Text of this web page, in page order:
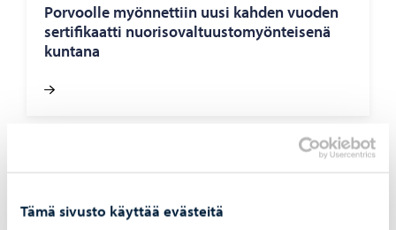
Tämä sivusto käyttää evästeitä
Por­vool­le myön­net­tiin uusi kah­den vuo­den
ser­ti­fi­kaat­ti nuo­ri­so­val­tuus­to­myön­tei­se­nä
kun­ta­na